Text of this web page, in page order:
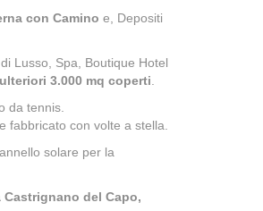
con Camino e, Depositi
Lusso, Spa, Boutique Hotel
3.000 mq coperti.
da tennis.
fabbricato con volte a stella.
solare per la
del Capo,